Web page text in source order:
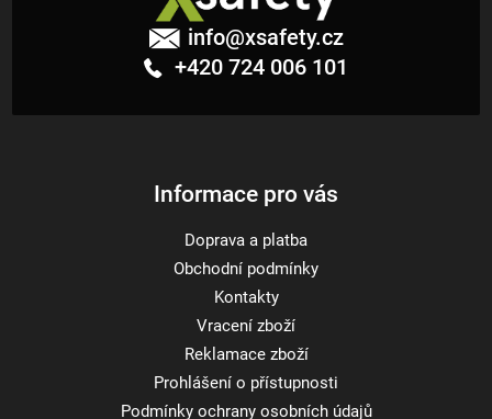
info@xsafety.cz
+420 724 006 101
Informace pro vás
Doprava a platba
Obchodní podmínky
Kontakty
Vracení zboží
Reklamace zboží
Prohlášení o přístupnosti
Podmínky ochrany osobních údajů